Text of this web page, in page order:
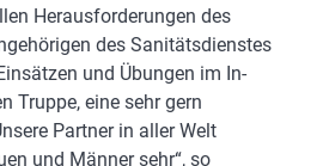
Herausforderungen des
des Sanitätsdienstes
und Übungen im In-
Truppe, eine sehr gern
Partner in aller Welt
und Männer sehr“, so